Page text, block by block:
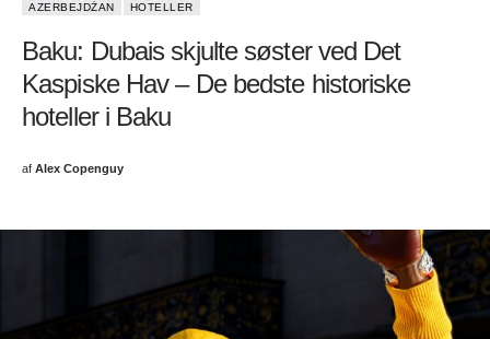
AZERBEJDŻAN HOTELLER
Baku: Dubais skjulte søster ved Det
Kaspiske Hav – De bedste historiske
hoteller i Baku
af Alex Copenguy